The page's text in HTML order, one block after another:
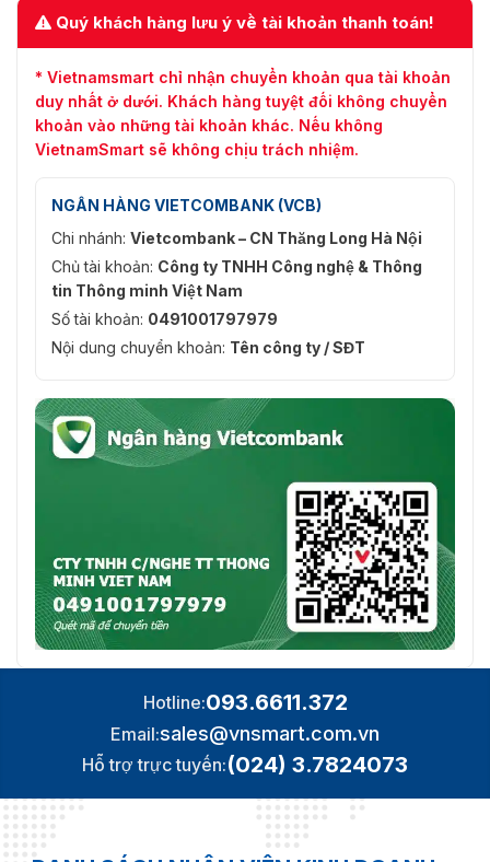
Quý khách hàng lưu ý về tài khoản thanh toán!
* Vietnamsmart chỉ nhận chuyển khoản qua tài khoản
duy nhất ở dưới. Khách hàng tuyệt đối không chuyển
khoản vào những tài khoản khác. Nếu không
VietnamSmart sẽ không chịu trách nhiệm.
NGÂN HÀNG VIETCOMBANK (VCB)
Chi nhánh: Vietcombank – CN Thăng Long Hà Nội
Chủ tài khoản: Công ty TNHH Công nghệ & Thông
tin Thông minh Việt Nam
Số tài khoản: 0491001797979
Nội dung chuyển khoản: Tên công ty / SĐT
Hotline:093.6611.372
Email:sales@vnsmart.com.vn
Hỗ trợ trực tuyến:(024) 3.7824073